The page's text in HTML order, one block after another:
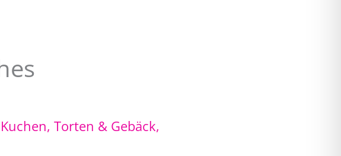
Kuchen, Torten & Gebäck,